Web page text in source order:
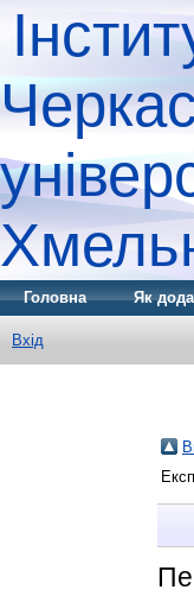
Головна Як
Вхід